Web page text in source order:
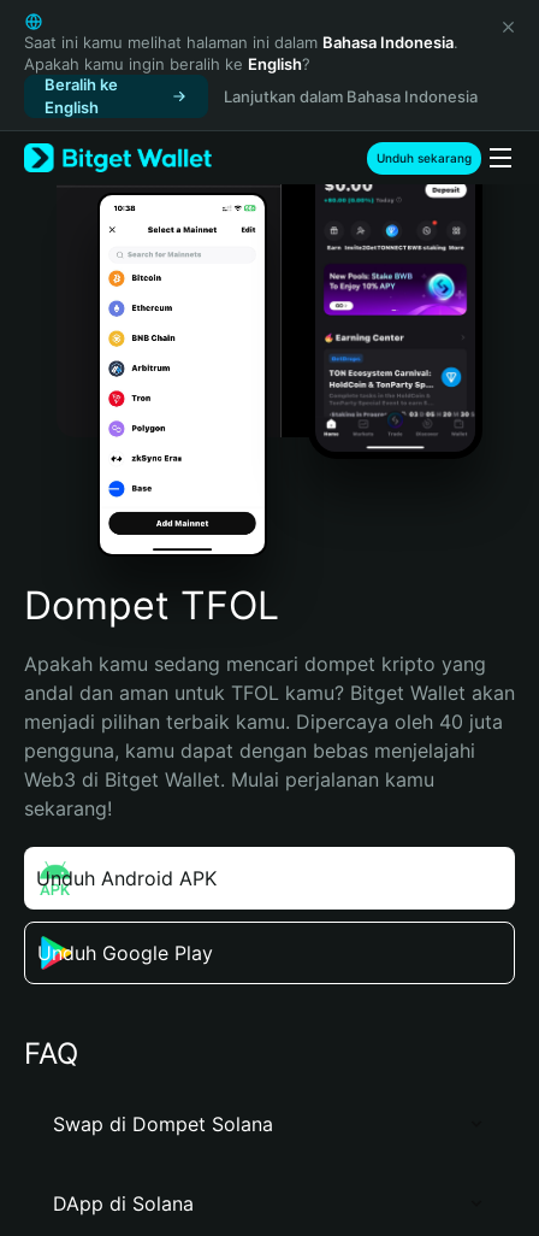
English
日本語
Tiếng Việt
Русский
Español (Latinoamérica)
Türkçe
Italiano
Português (Portugal)
Bahasa Indonesia
Português (Brasil)
Español (Argentina)
Saat ini kamu melihat halaman ini dalam Bahasa Indonesia.
Apakah kamu ingin beralih ke English?
Beralih ke
English
Lanjutkan dalam Bahasa Indonesia
Unduh sekarang
Dompet TFOL
Apakah kamu sedang mencari dompet kripto yang
andal dan aman untuk TFOL kamu? Bitget Wallet akan
menjadi pilihan terbaik kamu. Dipercaya oleh 40 juta
pengguna, kamu dapat dengan bebas menjelajahi
Web3 di Bitget Wallet. Mulai perjalanan kamu
sekarang!
Unduh Android APK
Unduh Google Play
FAQ
Swap di Dompet Solana
DApp di Solana